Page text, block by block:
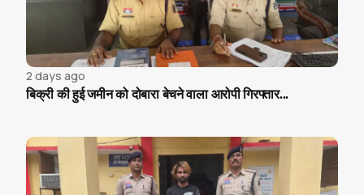
2 days ago
बिक्री की हुई जमीन को दोबारा बेचने वाला आरोपी गिरफ्तार...